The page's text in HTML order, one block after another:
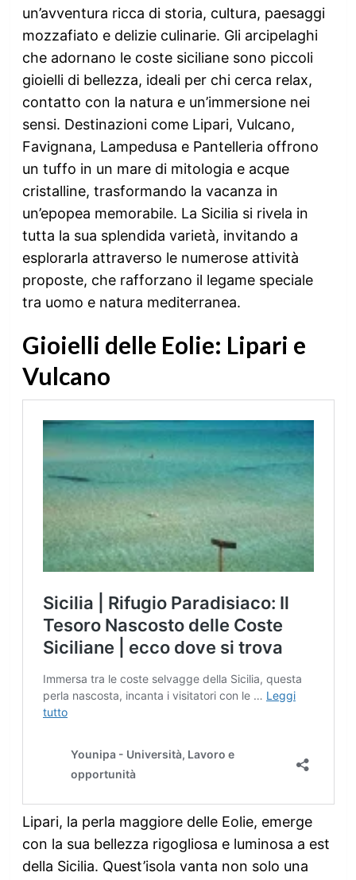
un’avventura ricca di storia, cultura, paesaggi
mozzafiato e delizie culinarie. Gli arcipelaghi
che adornano le coste siciliane sono piccoli
gioielli di bellezza, ideali per chi cerca relax,
contatto con la natura e un’immersione nei
sensi. Destinazioni come Lipari, Vulcano,
Favignana, Lampedusa e Pantelleria offrono
un tuffo in un mare di mitologia e acque
cristalline, trasformando la vacanza in
un’epopea memorabile. La Sicilia si rivela in
tutta la sua splendida varietà, invitando a
esplorarla attraverso le numerose attività
proposte, che rafforzano il legame speciale
tra uomo e natura mediterranea.
Gioielli delle Eolie: Lipari e
Vulcano
Lipari, la perla maggiore delle Eolie, emerge
con la sua bellezza rigogliosa e luminosa a est
della Sicilia. Quest’isola vanta non solo una